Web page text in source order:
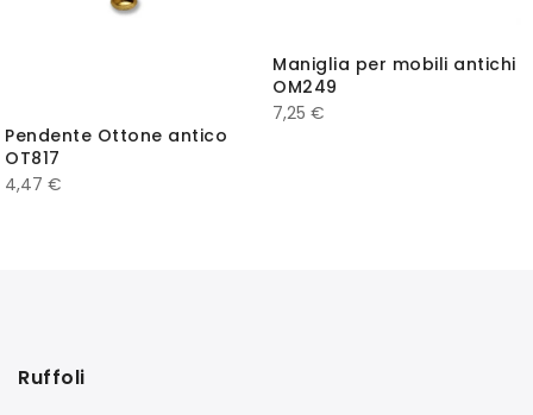
Pendente Ottone antico
OT817
4,47 €
Maniglia per mobili antichi
OM249
7,25 €
Ruffoli